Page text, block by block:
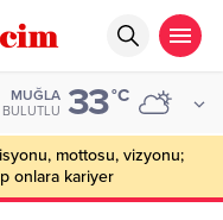
MUĞLA
BULUTLU 33°C
mottosu, vizyonu;
onlara kariyer